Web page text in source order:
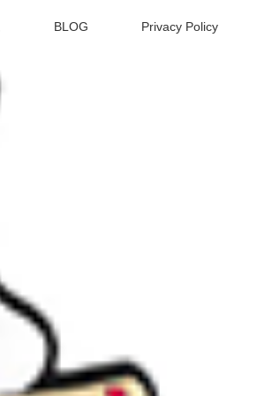
BLOG Privacy Policy